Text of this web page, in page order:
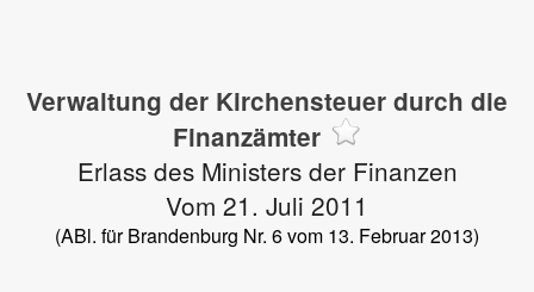
Verwaltung der Kirchensteuer durch die
Finanzämter
Erlass des Ministers der Finanzen
Vom 21. Juli 2011
(ABl. für Brandenburg Nr. 6 vom 13. Februar 2013)